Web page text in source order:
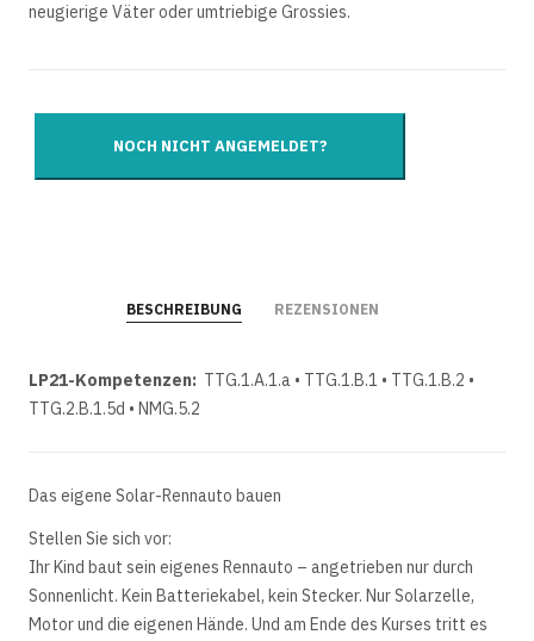
neugierige Väter oder umtriebige Grossies.
BESCHREIBUNG REZENSIONEN
LP21-Kompetenzen: TTG.1.A.1.a • TTG.1.B.1 • TTG.1.B.2 •
TTG.2.B.1.5d • NMG.5.2
Das eigene Solar-Rennauto bauen
Stellen Sie sich vor:
Ihr Kind baut sein eigenes Rennauto – angetrieben nur durch
Sonnenlicht. Kein Batteriekabel, kein Stecker. Nur Solarzelle,
Motor und die eigenen Hände. Und am Ende des Kurses tritt es